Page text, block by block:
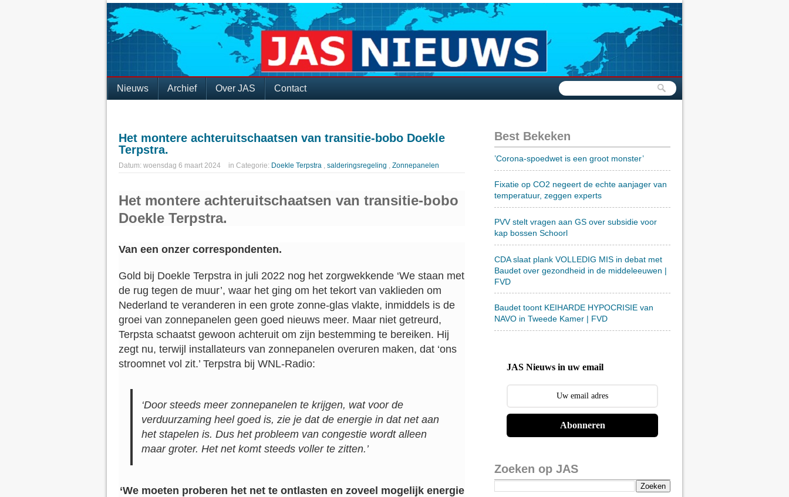
Nieuws Archief Over JAS Contact
Het montere achteruitschaatsen van transitie-bobo Doekle
Terpstra.
Datum: woensdag 6 maart 2024 in Categorie: Doekle Terpstra , salderingsregeling , Zonnepanelen
Het montere achteruitschaatsen van transitie-bobo
Doekle Terpstra.
Van een onzer correspondenten.
Gold bij Doekle Terpstra in juli 2022 nog het zorgwekkende ‘We staan met
de rug tegen de muur’, waar het ging om het tekort van vaklieden om
Nederland te veranderen in een grote zonne-glas vlakte, inmiddels is de
groei van zonnepanelen geen goed nieuws meer. Maar niet getreurd,
Terpsta schaatst gewoon achteruit om zijn bestemming te bereiken. Hij
zegt nu, terwijl installateurs van zonnepanelen overuren maken, dat ‘ons
stroomnet vol zit.’ Terpstra bij WNL-Radio:
‘Door steeds meer zonnepanelen te krijgen, wat voor de
verduurzaming heel goed is, zie je dat de energie in dat net aan
het stapelen is. Dus het probleem van congestie wordt alleen
maar groter. Het net komt steeds voller te zitten.’
‘We moeten proberen het net te ontlasten en zoveel mogelijk energie
Best Bekeken
’Corona-spoedwet is een groot monster’
Fixatie op CO2 negeert de echte aanjager van
temperatuur, zeggen experts
PVV stelt vragen aan GS over subsidie voor
kap bossen Schoorl
CDA slaat plank VOLLEDIG MIS in debat met
Baudet over gezondheid in de middeleeuwen |
FVD
Baudet toont KEIHARDE HYPOCRISIE van
NAVO in Tweede Kamer | FVD
JAS Nieuws in uw email
Abonneren
Zoeken op JAS